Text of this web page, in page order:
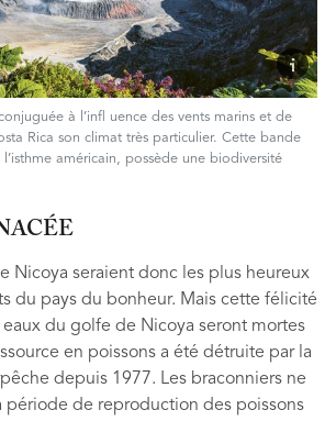
à l’inﬂ uence des vents marins et de
Rica son climat très particulier. Cette bande
américain, possède une biodiversité
Nicoya seraient donc les plus heureux
du pays du bonheur. Mais cette félicité
eaux du golfe de Nicoya seront mortes
en poissons a été détruite par la
depuis 1977. Les braconniers ne
période de reproduction des poissons